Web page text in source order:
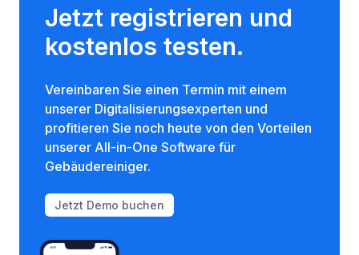
Jetzt registrieren und
kostenlos testen.
Vereinbaren Sie einen Termin mit einem
unserer Digitalisierungsexperten und
profitieren Sie noch heute von den Vorteilen
unserer All-in-One Software für
Gebäudereiniger.
Jetzt Demo buchen